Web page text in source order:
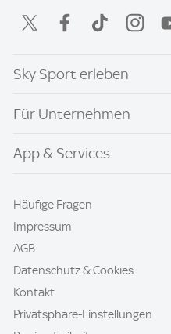
Sky Sport erleben
Für Unternehmen
App & Services
Häufige Fragen
Impressum
AGB
Datenschutz & Cookies
Kontakt
Privatsphäre-Einstellungen